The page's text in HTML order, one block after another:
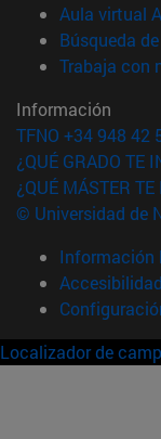
Aula virtual
Búsqueda
Trabaja con
Información
TFNO +34 948 42
¿QUÉ GRADO TE
¿QUÉ MÁSTER TE
© Universidad de
Información
Accesibilidad
Localizador de